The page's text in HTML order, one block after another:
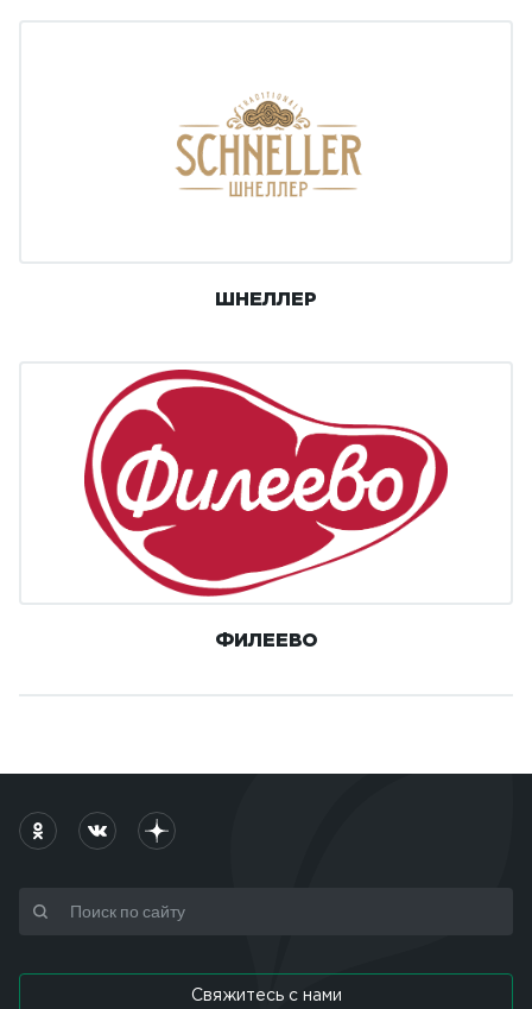
ШНЕЛЛЕР
ФИЛЕЕВО
Свяжитесь с нами